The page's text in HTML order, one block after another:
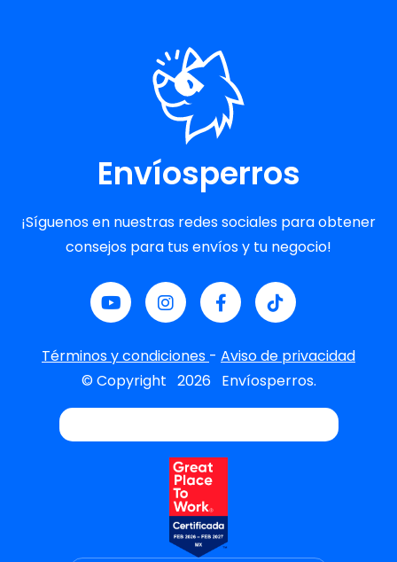
Envíosperros
¡Síguenos en nuestras redes sociales para obtener
consejos para tus envíos y tu negocio!
Términos y condiciones - Aviso de privacidad
© Copyright 2026 Envíosperros.